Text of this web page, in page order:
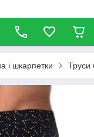
і шкарпетки Труси